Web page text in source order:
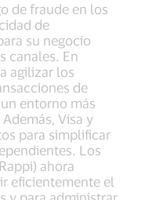
de fraude en los
de
su negocio
canales. En
agilizar los
de
entorno más
Visa y
para simplificar
Los
ahora
eficientemente el